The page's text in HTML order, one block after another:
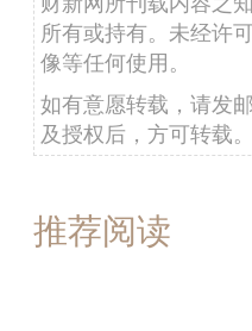
所有或持有。未经许
像等任何使用。
如有意愿转载，请发
及授权后，方可转载。
推荐阅读